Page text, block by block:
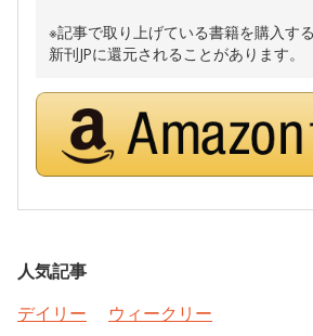
※記事で取り上げている書籍を購入す
新刊JPに還元されることがあります。
人気記事
デイリー
ウィークリー